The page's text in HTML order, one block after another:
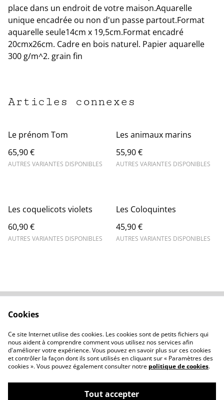
place dans un endroit de votre maison.Aquarelle
unique encadrée ou non d'un passe partout.Format
aquarelle seule14cm x 19,5cm.Format encadré
20cmx26cm. Cadre en bois naturel. Papier aquarelle
300 g/m^2. grain fin
Articles connexes
Le prénom Tom
65,90 €
AUTRES VARIANTES DISPONIBLES
Les animaux marins
55,90 €
AUTRES VARIANTES DISPONIBLES
Les coquelicots violets
60,90 €
AUTRES VARIANTES DISPONIBLES
Les Coloquintes
45,90 €
AUTRES VARIANTES DISPONIBLES
Politique de
confidentialité
Politique de cookies
Cookies
Ce site Internet utilise des cookies. Les cookies sont de petits fichiers qui
nous aident à comprendre comment vous utilisez nos services afin
d'améliorer votre expérience. Vous pouvez en savoir plus sur ces cookies
et contrôler la façon dont ils sont utilisés en cliquant sur « Paramètres des
cookies ». Vous pouvez également consulter notre politique de cookies.
Tout accepter